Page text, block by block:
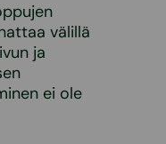
välillä
ja
ei ole